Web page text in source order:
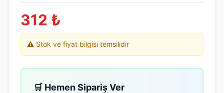
312 ₺
⚠️ Stok ve fiyat bilgisi temsilidir
🛒 Hemen Sipariş Ver